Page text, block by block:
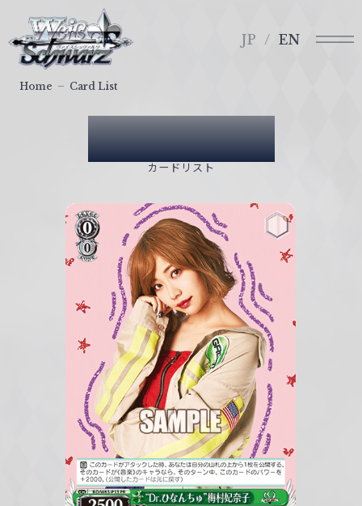
ァ
イ
JP EN
Card List
カードリスト
Home Card List